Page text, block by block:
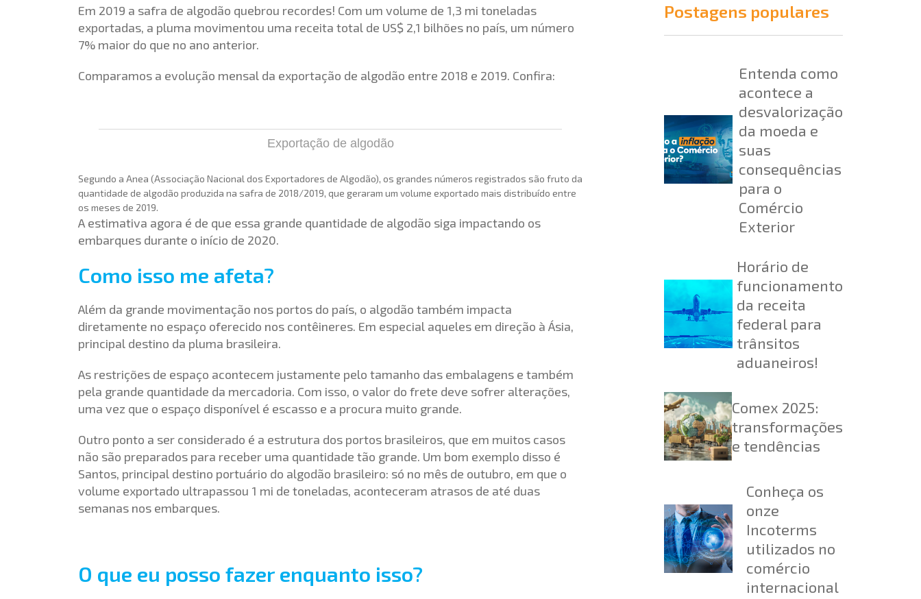
Em 2019 a safra de algodão quebrou recordes! Com um volume de 1,3 mi toneladas
exportadas, a pluma movimentou uma receita total de US$ 2,1 bilhões no país, um número
7% maior do que no ano anterior.
Comparamos a evolução mensal da exportação de algodão entre 2018 e 2019. Confira:
Exportação de algodão
Segundo a Anea (Associação Nacional dos Exportadores de Algodão), os grandes números registrados são fruto da
quantidade de algodão produzida na safra de 2018/2019, que geraram um volume exportado mais distribuído entre
os meses de 2019.
A estimativa agora é de que essa grande quantidade de algodão siga impactando os
embarques durante o início de 2020.
Como isso me afeta?
Além da grande movimentação nos portos do país, o algodão também impacta
diretamente no espaço oferecido nos contêineres. Em especial aqueles em direção à Ásia,
principal destino da pluma brasileira.
As restrições de espaço acontecem justamente pelo tamanho das embalagens e também
pela grande quantidade da mercadoria. Com isso, o valor do frete deve sofrer alterações,
uma vez que o espaço disponível é escasso e a procura muito grande.
Outro ponto a ser considerado é a estrutura dos portos brasileiros, que em muitos casos
não são preparados para receber uma quantidade tão grande. Um bom exemplo disso é
Santos, principal destino portuário do algodão brasileiro: só no mês de outubro, em que o
volume exportado ultrapassou 1 mi de toneladas, aconteceram atrasos de até duas
semanas nos embarques.
O que eu posso fazer enquanto isso?
Postagens populares
Entenda como
acontece a
desvalorização
da moeda e
suas
consequências
para o
Comércio
Exterior
Horário de
funcionamento
da receita
federal para
trânsitos
aduaneiros!
Comex 2025:
transformações
e tendências
Conheça os
onze
Incoterms
utilizados no
comércio
internacional